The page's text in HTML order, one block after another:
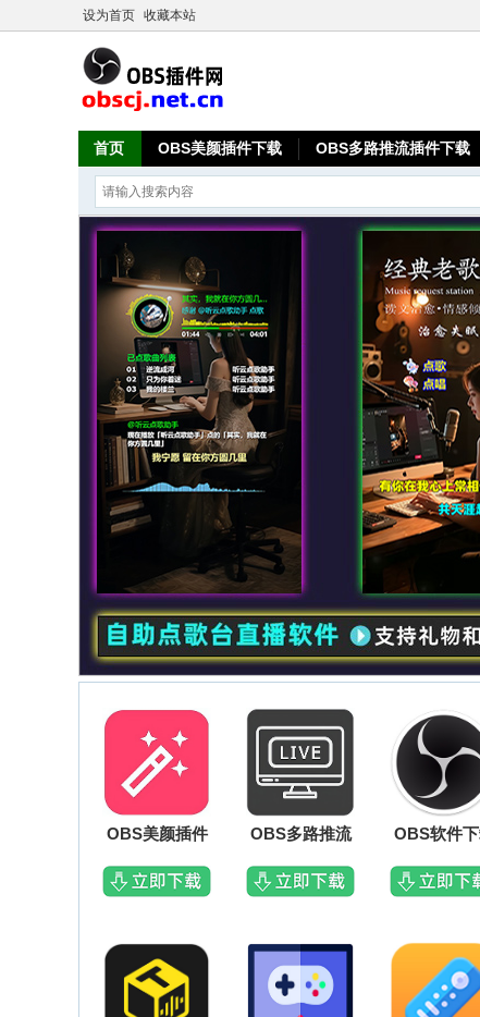
设为首页 收藏本站
首页 OBS美颜插件下载 OBS多路推流插件下载
OBS美颜插件 OBS多路推流 OBS软件